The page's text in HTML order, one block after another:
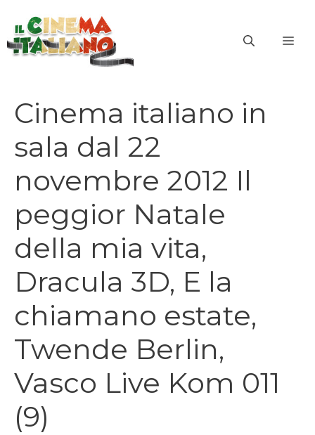
contenuto
Cinema italiano in
sala dal 22
novembre 2012 Il
peggior Natale
della mia vita,
Dracula 3D, E la
chiamano estate,
Twende Berlin,
Vasco Live Kom 011
(9)